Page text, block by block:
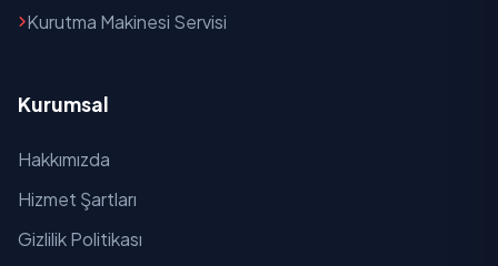
Kurutma Makinesi Servisi
Kurumsal
Hakkımızda
Hizmet Şartları
Gizlilik Politikası